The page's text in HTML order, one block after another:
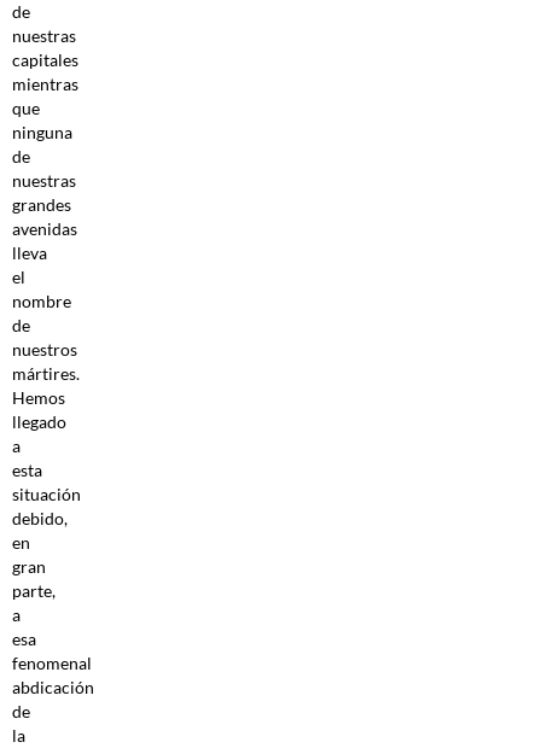
de
nuestras
capitales
mientras
que
ninguna
de
nuestras
grandes
avenidas
lleva
el
nombre
de
nuestros
mártires.
Hemos
llegado
a
esta
situación
debido,
en
gran
parte,
a
esa
fenomenal
abdicación
de
la